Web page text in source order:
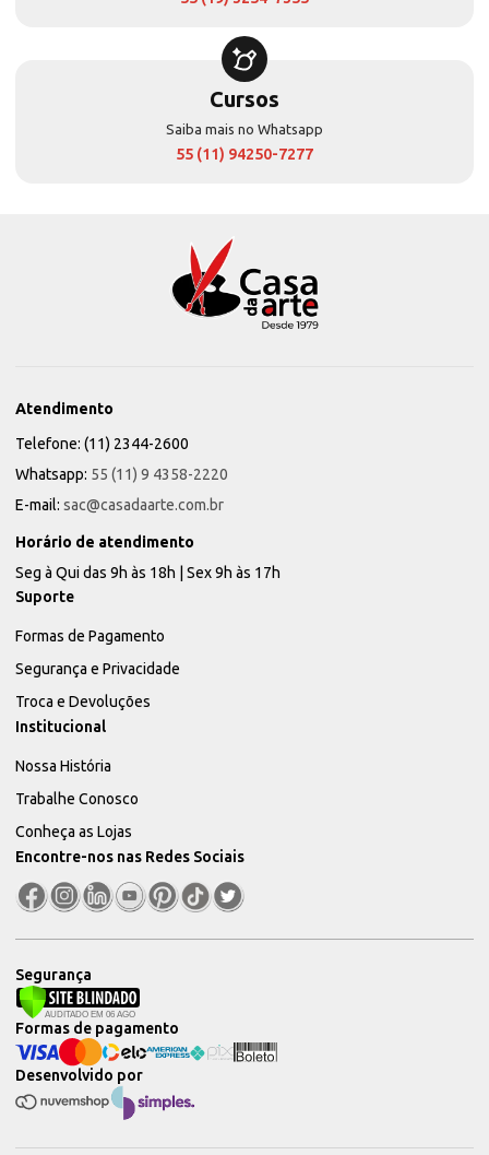
Cursos
Saiba mais no Whatsapp
55 (11) 94250-7277
Atendimento
Telefone: (11) 2344-2600
Whatsapp: 55 (11) 9 4358-2220
E-mail: sac@casadaarte.com.br
Horário de atendimento
Seg à Qui das 9h às 18h | Sex 9h às 17h
Suporte
Formas de Pagamento
Segurança e Privacidade
Troca e Devoluções
Institucional
Nossa História
Trabalhe Conosco
Conheça as Lojas
Encontre-nos nas Redes Sociais
Segurança
Desenvolvido por
Formas de pagamento